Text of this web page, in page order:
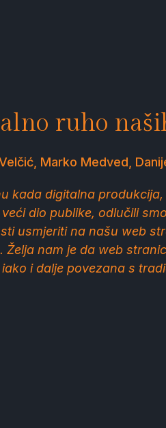
ruho
Marko Medved,
kada digitalna
dio publike, odlučili
usmjeriti na našu web
Želja nam je da web
i dalje povezana s